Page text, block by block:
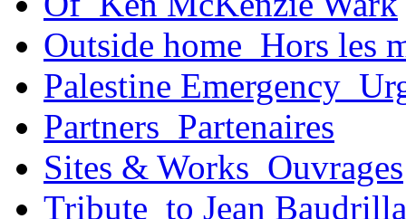
Outside home_Hors les
Palestine
Partners_Partenaires
Sites & Works_Ouvrages
Tribute_to Jean